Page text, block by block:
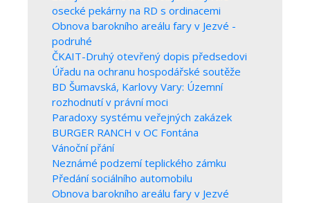
osecké pekárny na RD s ordinacemi
Obnova barokního areálu fary v Jezvé -
podruhé
ČKAIT-Druhý otevřený dopis předsedovi
Úřadu na ochranu hospodářské soutěže
BD Šumavská, Karlovy Vary: Územní
rozhodnutí v právní moci
Paradoxy systému veřejných zakázek
BURGER RANCH v OC Fontána
Vánoční přání
Neznámé podzemí teplického zámku
Předání sociálního automobilu
Obnova barokního areálu fary v Jezvé